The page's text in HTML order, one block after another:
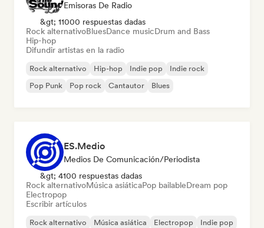
Emisoras De Radio
&gt; 11000 respuestas dadas
Rock alternativoBluesDance musicDrum and Bass
Hip-hop
Difundir artistas en la radio
Rock alternativo Hip-hop Indie pop
Indie rock
Pop Punk
Pop rock Cantautor Blues
ES.Medio
Medios De Comunicación/Periodista
&gt; 4100 respuestas dadas
Rock alternativoMúsica asiáticaPop bailableDream pop
Electropop
Escribir artículos
Rock alternativo Música asiática Electropop
Indie pop